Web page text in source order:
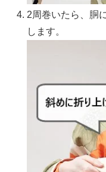
2周巻いたら、胴
します。